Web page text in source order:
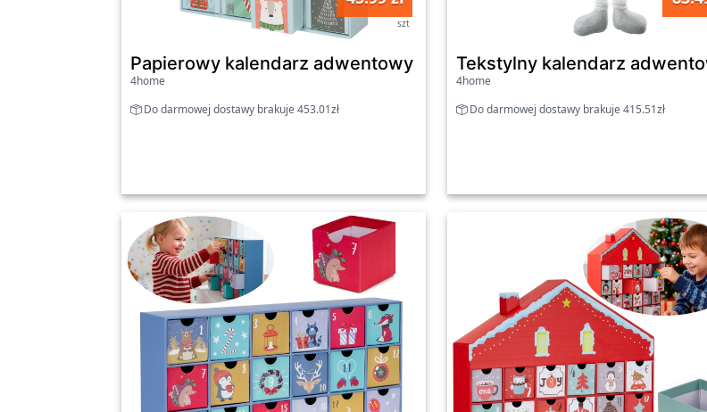
szt
Papierowy kalendarz adwentowy Winter moments, 25,7x 6,4 x
4home
Do darmowej dostawy brakuje 453.01zł
Tekstylny kalendarz
4home
Do darmowej dostawy brakuje 415.51zł